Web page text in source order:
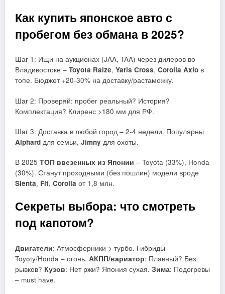
Как купить японское авто с
пробегом без обмана в 2025?
Шаг 1: Ищи на аукционах (JAA, TAA) через дилеров во
Владивостоке – Toyota Raize, Yaris Cross, Corolla Axio в
топе. Бюджет +20-30% на доставку/растаможку.
Шаг 2: Проверяй: пробег реальный? История?
Комплектация? Клиренс >180 мм для РФ.
Шаг 3: Доставка в любой город – 2-4 недели. Популярны
Alphard для семьи, Jimny для охоты.
В 2025 ТОП ввезенных из Японии – Toyota (33%), Honda
(30%). Станут проходными (без пошлин) модели вроде
Sienta, Fit, Corolla от 1,8 млн.
Секреты выбора: что смотреть
под капотом?
Двигатели: Атмосферники > турбо. Гибриды
Toyoty/Honda – огонь. АКПП/вариатор: Плавный? Без
рывков? Кузов: Нет ржи? Япония сухая. Зима: Подогревы
– must have.